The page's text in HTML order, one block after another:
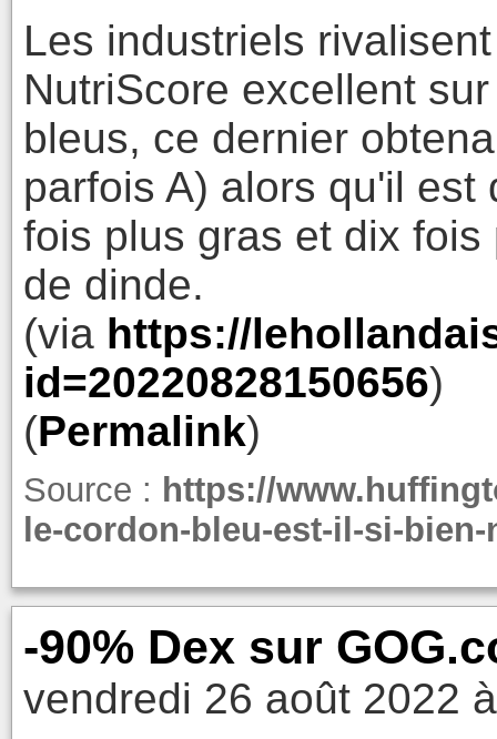
Les industriels
NutriScore excellent
bleus, ce dernier
parfois A) alors qu'il
fois plus gras et dix
de dinde.
(via https://
id=20220828150656)
(Permalink)
Source : https://
le-cordon-bleu-est-il-si-
-90% Dex sur
vendredi 26 août 2022